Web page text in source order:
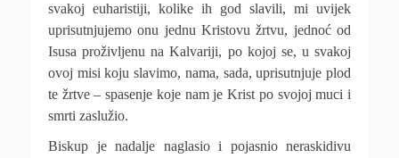
svakoj euharistiji, kolike ih god slavili, mi uvijek
uprisutnjujemo onu jednu Kristovu žrtvu, jednoć od
Isusa proživljenu na Kalvariji, po kojoj se, u svakoj
ovoj misi koju slavimo, nama, sada, uprisutnjuje plod
te žrtve – spasenje koje nam je Krist po svojoj muci i
smrti zaslužio.
Biskup je nadalje naglasio i pojasnio neraskidivu